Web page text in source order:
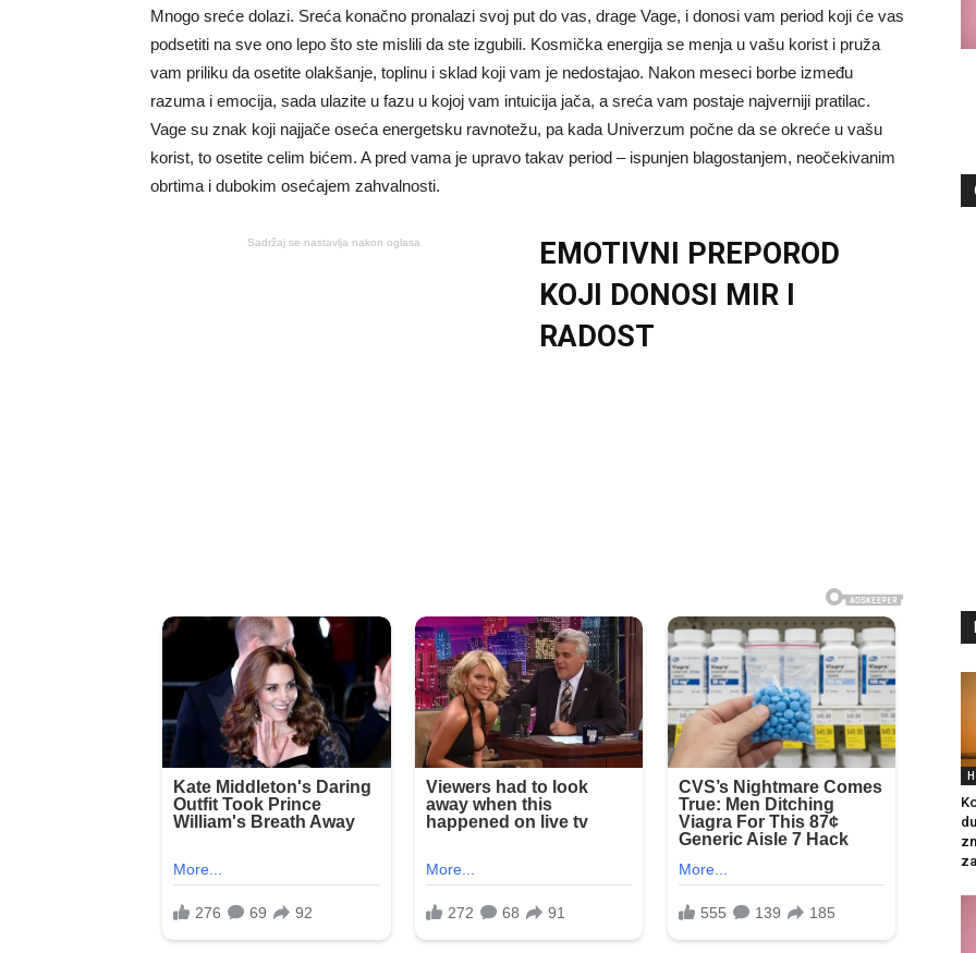
Mnogo sreće dolazi. Sreća konačno pronalazi svoj put do vas, drage Vage, i donosi vam period koji će vas
podsetiti na sve ono lepo što ste mislili da ste izgubili. Kosmička energija se menja u vašu korist i pruža
vam priliku da osetite olakšanje, toplinu i sklad koji vam je nedostajao. Nakon meseci borbe između
razuma i emocija, sada ulazite u fazu u kojoj vam intuicija jača, a sreća vam postaje najverniji pratilac.
Vage su znak koji najjače oseća energetsku ravnotežu, pa kada Univerzum počne da se okreće u vašu
korist, to osetite celim bićem. A pred vama je upravo takav period – ispunjen blagostanjem, neočekivanim
obrtima i dubokim osećajem zahvalnosti.
Sadržaj se nastavlja nakon oglasa
EMOTIVNI PREPOROD
KOJI DONOSI MIR I
RADOST